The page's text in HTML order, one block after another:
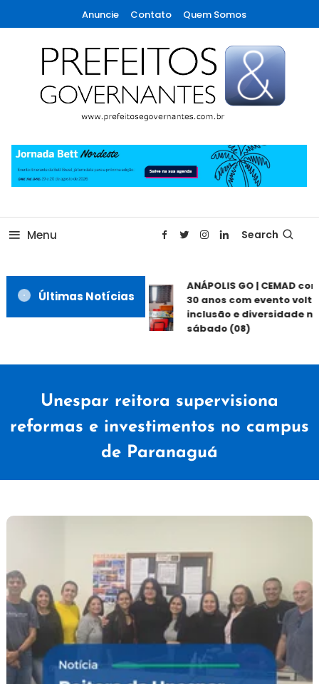
To
Content
Anuncie Contato Quem Somos
Prefeitos & Governantes
Menu Search
Últimas Notícias
ANÁPOLIS GO | CEMAD
30 anos com evento
inclusão e diversidade
sábado (08)
Unespar reitora supervisiona
reformas e investimentos no campus
de Paranaguá